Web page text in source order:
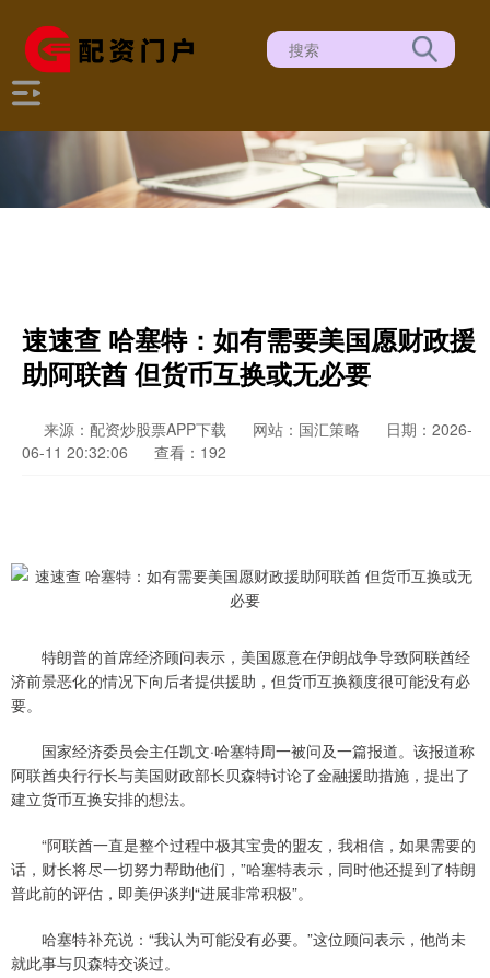
速速查 哈塞特：如有需要美国愿财政援
助阿联酋 但货币互换或无必要
来源：配资炒股票APP下载 网站：国汇策略
日期：2026-
06-11 20:32:06
查看：192
特朗普的首席经济顾问表示，美国愿意在伊朗战争导致阿联酋经
济前景恶化的情况下向后者提供援助，但货币互换额度很可能没有必
要。
国家经济委员会主任凯文·哈塞特周一被问及一篇报道。该报道称
阿联酋央行行长与美国财政部长贝森特讨论了金融援助措施，提出了
建立货币互换安排的想法。
“阿联酋一直是整个过程中极其宝贵的盟友，我相信，如果需要的
话，财长将尽一切努力帮助他们，”哈塞特表示，同时他还提到了特朗
普此前的评估，即美伊谈判“进展非常积极”。
哈塞特补充说：“我认为可能没有必要。”这位顾问表示，他尚未
就此事与贝森特交谈过。